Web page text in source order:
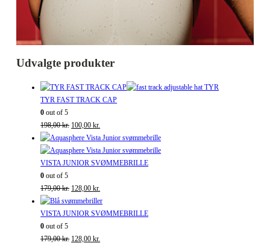
Udvalgte produkter
TYR FAST TRACK CAP
0 out of 5
198,00kr. Den
oprindelige
pris
var:
100,00kr.
aktuelle
pris
er:
VISTA JUNIOR SVØMMEBRILLE
0 out of 5
179,00kr. Den
oprindelige
pris
179,00 kr..
128,00kr.
aktuelle
pris
VISTA JUNIOR SVØMMEBRILLE
0 out of 5
179,00kr. Den
128,00kr.